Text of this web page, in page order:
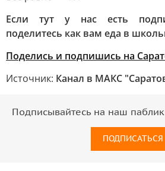
Если тут у нас есть
поделитесь как вам еда в
Поделись и подпишись на
Источник: Канал в МАКС
Подписывайтесь на наш
ПОДПИСАТЬСЯ